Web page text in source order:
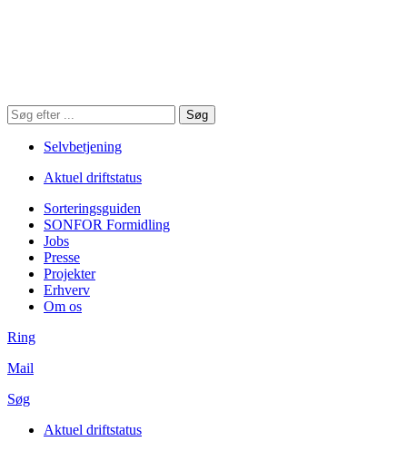
Søg
på
hjemmesiden
Søg
Selvbetjening
Aktuel driftstatus
Sorteringsguiden
SONFOR Formidling
Jobs
Presse
Projekter
Erhverv
Om os
Ring
Mail
Søg
Aktuel driftstatus